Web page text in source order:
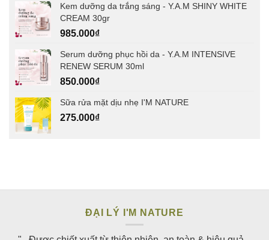
Kem dưỡng da trắng sáng - Y.A.M SHINY WHITE
CREAM 30gr
985.000₫
Serum dưỡng phục hồi da - Y.A.M INTENSIVE
RENEW SERUM 30ml
850.000₫
Sữa rửa mặt dịu nhẹ I'M NATURE
275.000₫
ĐẠI LÝ I'M NATURE